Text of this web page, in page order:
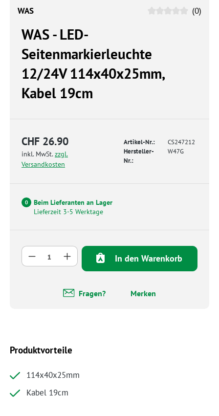
WAS (0)
WAS - LED-
Seitenmarkierleuchte
12/24V 114x40x25mm,
Kabel 19cm
CHF 26.90
inkl. MwSt.zzgl.
Versandkosten
Artikel-Nr.:
CS247212
Hersteller-
Nr.:
W47G
0
Beim Lieferanten an Lager
Lieferzeit 3-5 Werktage
Produkt Anzahl: Gib den gewünschten
In den Warenkorb
Fragen? Merken
Produktvorteile
114x40x25mm
Kabel 19cm